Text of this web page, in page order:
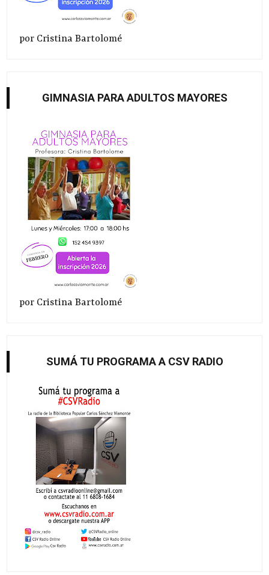
por Cristina Bartolomé
GIMNASIA PARA ADULTOS MAYORES
por Cristina Bartolomé
SUMÁ TU PROGRAMA A CSV RADIO